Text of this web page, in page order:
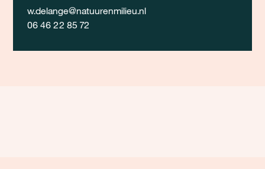
w.delange@natuurenmilieu.nl
06 46 22 85 72